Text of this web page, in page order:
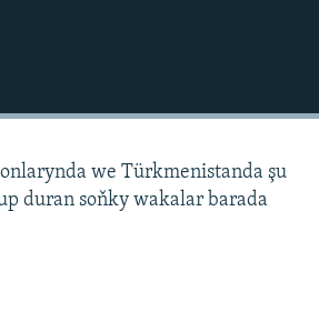
we Türkmenistanda şu
duran soňky wakalar barada